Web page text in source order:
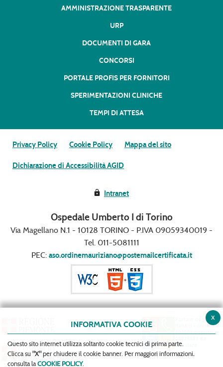
AMMINISTRAZIONE TRASPARENTE
URP
DOCUMENTI DI GARA
CONCORSI
PORTALE PROFIS PER FORNITORI
SPERIMENTAZIONI CLINICHE
TEMPI DI ATTESA
Privacy Policy Cookie Policy Mappa del sito
Dichiarazione di Accessibilità AGID
Intranet
Ospedale Umberto I di Torino
Via Magellano N.1 - 10128 TORINO - P.IVA 09059340019 -
Tel. 011-5081111
PEC: aso.ordinemauriziano@postemailcertificata.it
x
INFORMATIVA COOKIE
Questo sito internet utilizza soltanto cookie tecnici di prima parte.
Clicca su "X"per chiudere il cookie banner. Per maggiori informazioni,
consulta laCOOKIE POLICY.